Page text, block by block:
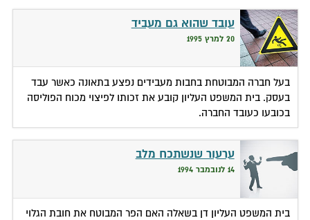
עובד שהוא גם מעביד
20 למרץ 1995
בעל חברה המבוטחת בחבות מעבידים נפצע בתאונה כאשר עבד
בעסק. בית המשפט העליון קובע את זכותו לפיצוי מכוח הפוליסה
בכובעו כעובד החברה.
ערעור שנשתכח מלב
14 לנובמבר 1994
בית המשפט העליון דן בשאלה האם הפר המבוטח את חובת הגלוי